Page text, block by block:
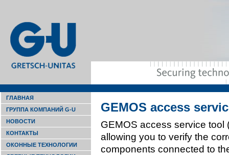
ГЛАВНАЯ
ГРУППА КОМПАНИЙ G-U
НОВОСТИ
КОНТАКТЫ
ОКОННЫЕ ТЕХНОЛОГИИ
GEMOS access
GEMOS access ser­vice
allowing you to verify the­
components connected to